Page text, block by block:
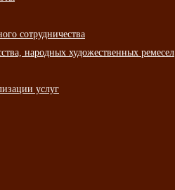
сотрудничества
народных художественных ремесел
услуг